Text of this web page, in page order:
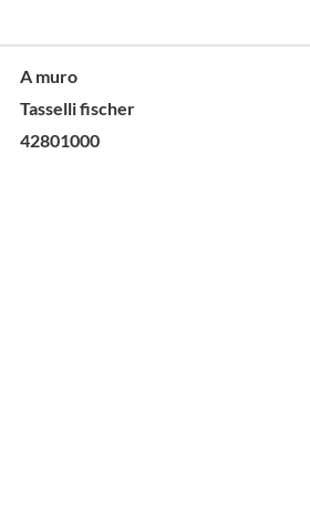
A muro
Tasselli fischer
42801000